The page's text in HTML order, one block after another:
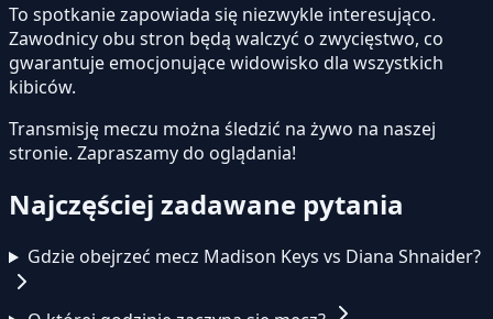
To spotkanie zapowiada się niezwykle interesująco.
Zawodnicy obu stron będą walczyć o zwycięstwo, co
gwarantuje emocjonujące widowisko dla wszystkich
kibiców.
Transmisję meczu można śledzić na żywo na naszej
stronie. Zapraszamy do oglądania!
Najczęściej zadawane pytania
Gdzie obejrzeć mecz Madison Keys vs Diana Shnaider?